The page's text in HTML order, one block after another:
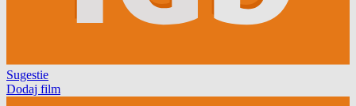
Sugestie
Dodaj film